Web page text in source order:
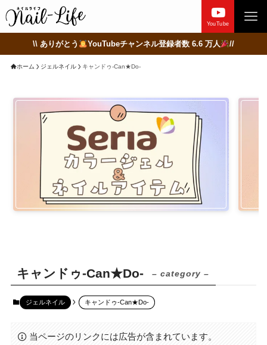
YouTube
\\ ありがとう YouTubeチャンネル登録者数 6.6 万人 //
ホーム ジェルネイル キャンドゥ-Can★Do-
キャンドゥ-Can★Do- – category –
ジェルネイル キャンドゥ-Can★Do-
当ページのリンクには広告が含まれています。